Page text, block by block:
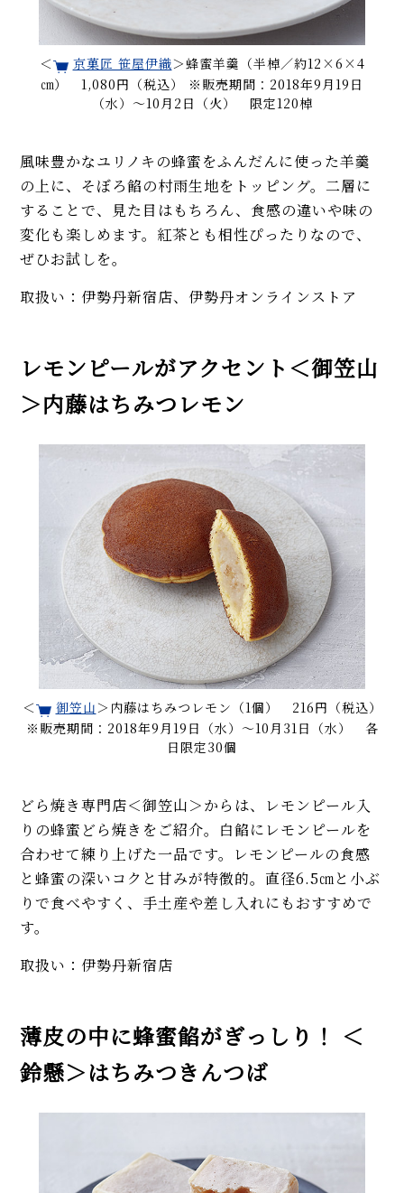
＜ 京菓匠 笹屋伊織＞蜂蜜羊羹（半棹／約12×6×4
㎝） 1,080円（税込） ※販売期間：2018年9月19日
（水）〜10月2日（火） 限定120棹
風味豊かなユリノキの蜂蜜をふんだんに使った羊羹
の上に、そぼろ餡の村雨生地をトッピング。二層に
することで、見た目はもちろん、食感の違いや味の
変化も楽しめます。紅茶とも相性ぴったりなので、
ぜひお試しを。
取扱い：伊勢丹新宿店、伊勢丹オンラインストア
レモンピールがアクセント＜御笠山
＞内藤はちみつレモン
＜ 御笠山＞内藤はちみつレモン（1個） 216円（税込）
※販売期間：2018年9月19日（水）〜10月31日（水） 各
日限定30個
どら焼き専門店＜御笠山＞からは、レモンピール入
りの蜂蜜どら焼きをご紹介。白餡にレモンピールを
合わせて練り上げた一品です。レモンピールの食感
と蜂蜜の深いコクと甘みが特徴的。直径6.5㎝と小ぶ
りで食べやすく、手土産や差し入れにもおすすめで
す。
取扱い：伊勢丹新宿店
薄皮の中に蜂蜜餡がぎっしり！ ＜
鈴懸＞はちみつきんつば